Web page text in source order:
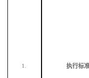
1. 执行标